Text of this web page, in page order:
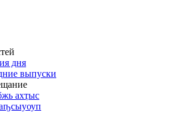
дня
выпуски
ахҭыс